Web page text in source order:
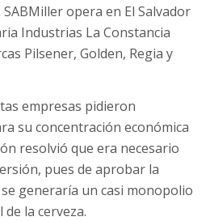
opera en El Salvador
Industrias La Constancia
Pilsener, Golden, Regia y
empresas pidieron
su concentración económica
resolvió que era necesario
pues de aprobar la
generaría un casi monopolio
la cerveza.